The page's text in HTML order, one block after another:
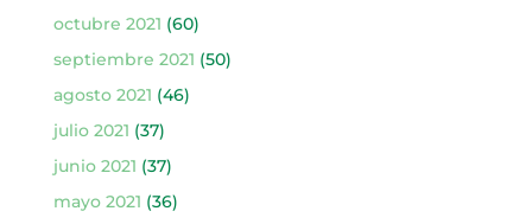
octubre 2021 (60)
septiembre 2021 (50)
agosto 2021 (46)
julio 2021 (37)
junio 2021 (37)
mayo 2021 (36)